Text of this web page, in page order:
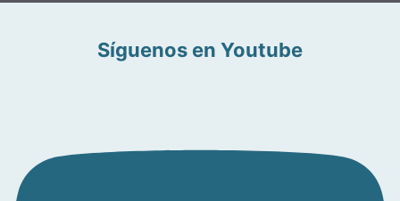
Síguenos en Youtube